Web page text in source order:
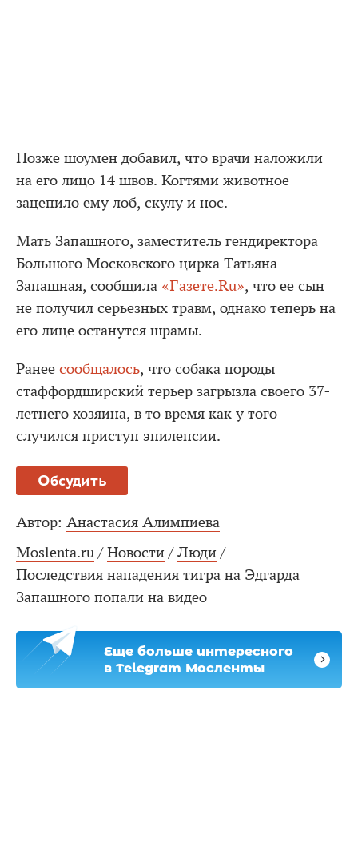
Позже шоумен добавил, что врачи наложили
на его лицо 14 швов. Когтями животное
зацепило ему лоб, скулу и нос.
Мать Запашного, заместитель гендиректора
Большого Московского цирка Татьяна
Запашная, сообщила «Газете.Ru», что ее сын
не получил серьезных травм, однако теперь на
его лице останутся шрамы.
Ранее сообщалось, что собака породы
стаффордширский терьер загрызла своего 37-
летнего хозяина, в то время как у того
случился приступ эпилепсии.
Обсудить
Автор: Анастасия Алимпиева
Moslenta.ru / Новости / Люди /
Последствия нападения тигра на Эдгарда
Запашного попали на видео
Еще больше интересного
в Telegram Мосленты